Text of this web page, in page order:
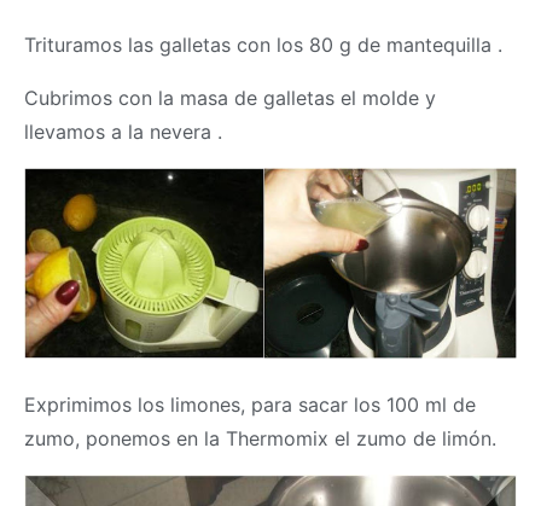
Trituramos las galletas con los 80 g de mantequilla .
Cubrimos con la masa de galletas el molde y
llevamos a la nevera .
Exprimimos los limones, para sacar los 100 ml de
zumo, ponemos en la Thermomix el zumo de limón.